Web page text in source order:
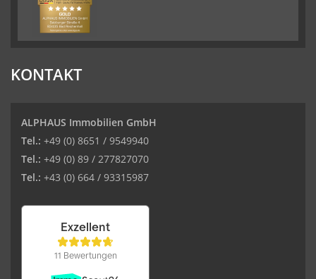
KONTAKT
ALPHAUS Immobilien GmbH
Tel.: +49 (0) 8651 / 9549940
Tel.: +49 (0) 89 / 277827070
Tel.: +43 (0) 664 / 93315987